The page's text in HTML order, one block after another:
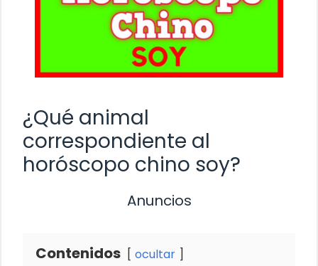
¿Qué animal
correspondiente al
horóscopo chino soy?
Anuncios
Contenidos ocultar